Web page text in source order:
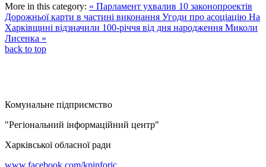
More in this category: « Парламент ухвалив 10 законопроектів
Дорожньої карти в частині виконання Угоди про асоціацію На
Харківщині відзначили 100-річчя від дня народження Миколи
Лисенка »
back to top
Комунальне підприємство
"Регіональний інформаційний центр"
Харківської обласної ради
www.facebook.com/kpinforic